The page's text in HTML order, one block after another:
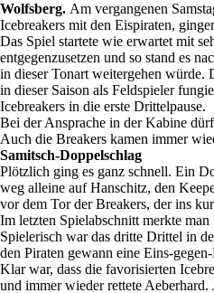
Wolfsberg. Am vergangenen
Icebreakers mit den Eispiraten,
Das Spiel startete wie erwartet mit
entgegenzusetzen und so stand es
in dieser Tonart weitergehen würde.
in dieser Saison als Feldspieler
Icebreakers in die erste Drittelpause.
Bei der Ansprache in der Kabine
Auch die Breakers kamen immer
Samitsch-Doppelschlag
Plötzlich ging es ganz schnell. Ein
weg alleine auf Hanschitz, den
vor dem Tor der Breakers, der ins
Im letzten Spielabschnitt merkte
Spielerisch war das dritte Drittel in
den Piraten gewann eine Eins-
Klar war, dass die favorisierten
und immer wieder rettete